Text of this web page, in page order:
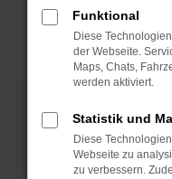
Fenster?
Starte dein
Das kann
Probleme zu
sind.
Veraltete
Funktional
Diese
der Webseite.
Maps, Chats,
werden aktiviert.
Statistik und
Diese
Webseite zu
zu verbessern.